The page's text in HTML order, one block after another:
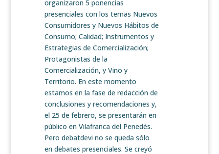
organizaron 5 ponencias
presenciales con los temas Nuevos
Consumidores y Nuevos Hábitos de
Consumo; Calidad; Instrumentos y
Estrategias de Comercialización;
Protagonistas de la
Comercialización, y Vino y
Territorio. En este momento
estamos en la fase de redacción de
conclusiones y recomendaciones y,
el 25 de febrero, se presentarán en
público en Vilafranca del Penedès.
Pero debatdevi no se queda sólo
en debates presenciales. Se creyó